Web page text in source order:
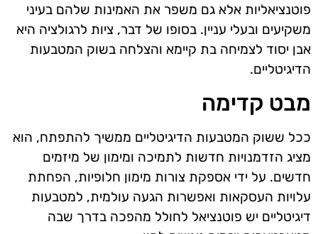
פוטנציאליות אלא גם משפר את האמינות שלהם בעיני
משקיעים ובעלי עניין. בסופו של דבר, ציות לרגולציה היא
אבן יסוד לצמיחה בת קיימא והצלחה בשוק המטבעות
הדיגיטליים.
מבט קדימה
ככל ששוק המטבעות הדיגיטליים ממשיך להתפתח, הוא
מציג הזדמנויות חדשות לתמיכה ומימון של מיזמים
חדשים. על ידי אספקת צורות מימון חלופיות, הפחתת
עלויות העסקאות ואפשרות הגעה עולמית, למטבעות
דיגיטליים יש פוטנציאל לחולל מהפכה בדרך שבה